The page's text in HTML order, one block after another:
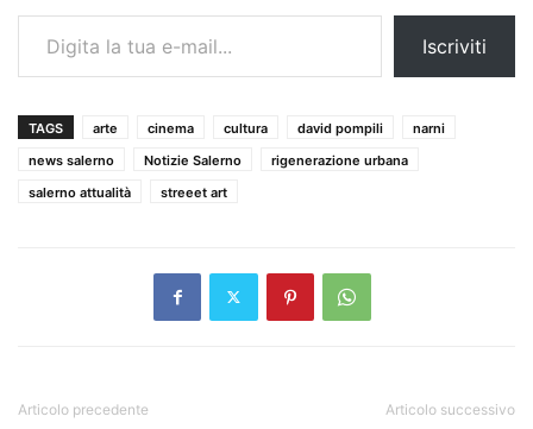
Digita la tua e-mail...
Iscriviti
TAGS arte cinema cultura david pompili
narni
news salerno
Notizie Salerno
rigenerazione urbana
salerno attualità
streeet art
Articolo precedente Articolo successivo